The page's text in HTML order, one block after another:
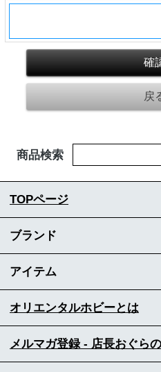
商品検索
TOPページ
ブランド
アイテム
オリエンタルホビーとは
メルマガ登録 - 店長おぐら